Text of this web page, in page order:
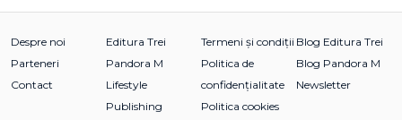
Despre noi
Parteneri
Contact
Editura Trei
Pandora M
Lifestyle
Publishing
Termeni și condiții
Politica de
confidențialitate
Politica cookies
Blog Editura Trei
Blog Pandora M
Newsletter